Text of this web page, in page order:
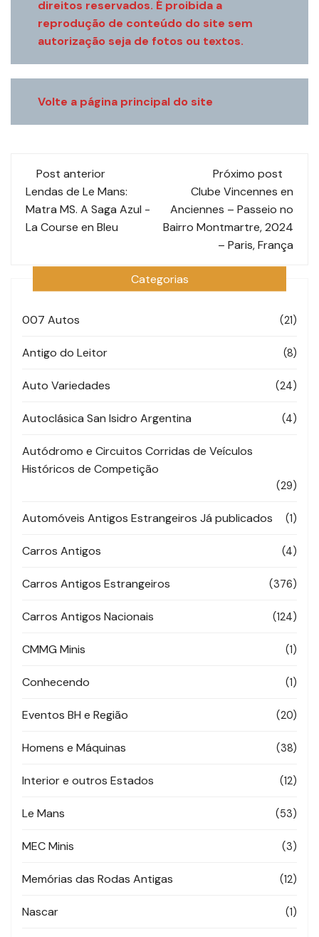
direitos reservados. É proibida a
reprodução de conteúdo do site sem
autorização seja de fotos ou textos.
Volte a página principal do site
Navegação
de
post
Post anterior
Lendas de Le Mans:
Matra MS. A Saga Azul -
La Course en Bleu
Próximo post
Clube Vincennes en
Anciennes – Passeio no
Bairro Montmartre, 2024
– Paris, França
Categorias
007 Autos (21)
Antigo do Leitor (8)
Auto Variedades (24)
Autoclásica San Isidro Argentina (4)
Autódromo e Circuitos Corridas de Veículos
Históricos de Competição
(29)
Automóveis Antigos Estrangeiros Já publicados (1)
Carros Antigos (4)
Carros Antigos Estrangeiros (376)
Carros Antigos Nacionais (124)
CMMG Minis (1)
Conhecendo (1)
Eventos BH e Região (20)
Homens e Máquinas (38)
Interior e outros Estados (12)
Le Mans (53)
MEC Minis (3)
Memórias das Rodas Antigas (12)
Nascar (1)